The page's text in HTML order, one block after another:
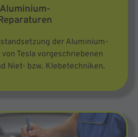
Aluminium-
der Aluminium-
Tesla vorgeschriebenen
Niet- bzw. Klebetechniken.